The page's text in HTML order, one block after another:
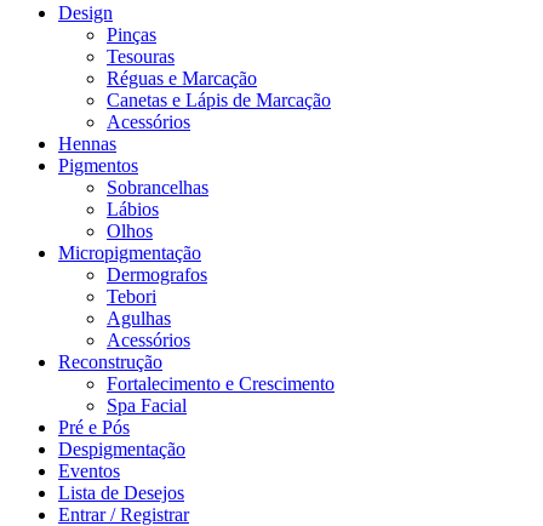
Design
Pinças
Tesouras
Réguas e Marcação
Canetas e Lápis de Marcação
Acessórios
Hennas
Pigmentos
Sobrancelhas
Lábios
Olhos
Micropigmentação
Dermografos
Tebori
Agulhas
Acessórios
Reconstrução
Fortalecimento e Crescimento
Spa Facial
Pré e Pós
Despigmentação
Eventos
Lista de Desejos
Entrar / Registrar